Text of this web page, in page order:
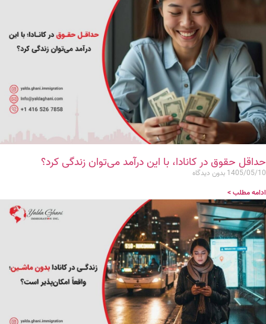
حداقل حقوق در کانادا، با این درآمد می‌توان زندگی کرد؟
1405/05/10 بدون دیدگاه
ادامه مطلب >